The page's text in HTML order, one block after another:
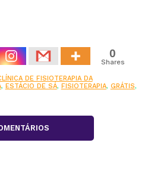
0
Shares
DE FISIOTERAPIA DA
, ESTÁCIO DE SÁ, FISIOTERAPIA, GRÁTIS,